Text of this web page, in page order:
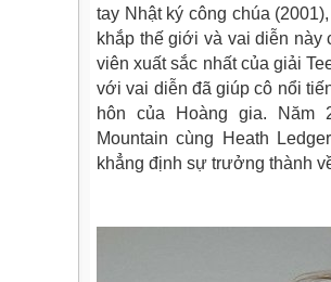
tay Nhật ký công chúa (2001)
khắp thế giới và vai diễn
viên xuất sắc nhấtcủa giải
với vai diễn đã giúp cô nổi
hôn của Hoàng gia. Năm
Mountain cùng Heath
khẳng định sự trưởng thành